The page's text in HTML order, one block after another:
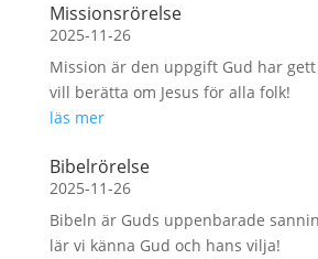
Missionsrörelse
2025-11-26
Mission är den uppgift Gud har
vill berätta om Jesus för alla folk!
läs mer
Bibelrörelse
2025-11-26
Bibeln är Guds uppenbarade
lär vi känna Gud och hans vilja!